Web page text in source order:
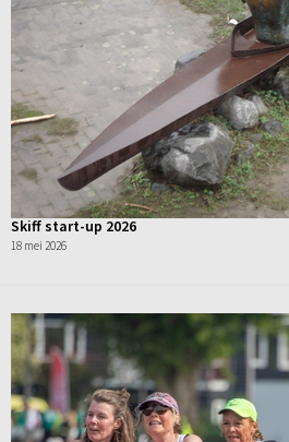
Skiff start-up 2026
18 mei 2026